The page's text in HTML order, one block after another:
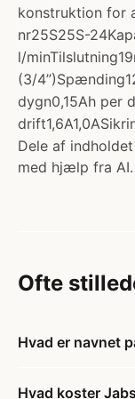
konstruktion for
nr25S25S-
l/
(3/
dygn0,15Ah per
Dele af
med hjælp fra AI.
Ofte
Hvad er navnet
Hvad koster